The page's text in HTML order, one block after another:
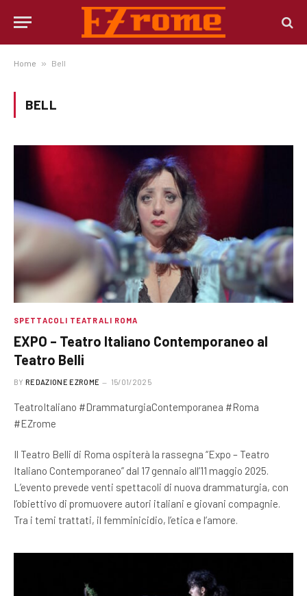
Home » Bell
BELL
SPETTACOLI TEATRALI ROMA
EXPO – Teatro Italiano Contemporaneo al
Teatro Belli
BY REDAZIONE EZROME 15/01/2025
TeatroItaliano #DrammaturgiaContemporanea #Roma
#EZrome
Il Teatro Belli di Roma ospiterà la rassegna “Expo – Teatro
Italiano Contemporaneo” dal 17 gennaio all’11 maggio 2025.
L’evento prevede venti spettacoli di nuova drammaturgia, con
l’obiettivo di promuovere autori italiani e giovani compagnie.
Tra i temi trattati, il femminicidio, l’etica e l’amore.